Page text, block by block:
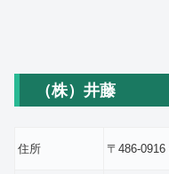
（株）井藤
住所 〒486-